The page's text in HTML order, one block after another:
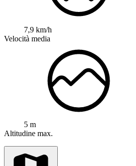
7,9 km/h
Velocità media
5 m
Altitudine max.